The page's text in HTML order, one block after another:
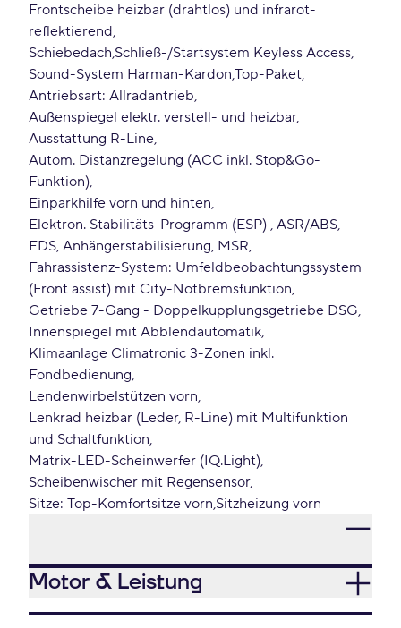
Frontscheibe heizbar (drahtlos) und infrarot-
reflektierend
Schiebedach Schließ-/Startsystem Keyless Access
Sound-System Harman-Kardon Top-Paket
Antriebsart: Allradantrieb
Außenspiegel elektr. verstell- und heizbar
Ausstattung R-Line
Autom. Distanzregelung (ACC inkl. Stop&Go-
Funktion)
Einparkhilfe vorn und hinten
Elektron. Stabilitäts-Programm (ESP) , ASR/ABS,
EDS, Anhängerstabilisierung, MSR
Fahrassistenz-System: Umfeldbeobachtungssystem
(Front assist) mit City-Notbremsfunktion
Getriebe 7-Gang - Doppelkupplungsgetriebe DSG
Innenspiegel mit Abblendautomatik
Klimaanlage Climatronic 3-Zonen inkl.
Fondbedienung
Lendenwirbelstützen vorn
Lenkrad heizbar (Leder, R-Line) mit Multifunktion
und Schaltfunktion
Matrix-LED-Scheinwerfer (IQ.Light)
Scheibenwischer mit Regensensor
Sitze: Top-Komfortsitze vorn Sitzheizung vorn
Motor & Leistung